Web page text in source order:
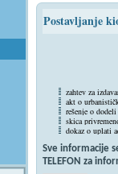
Postavljanje
zahtev za
akt o
rešenje o
skica
dokaz o uplati
Sve informacije
TELEFON za